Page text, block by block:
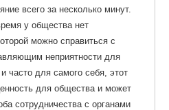
всего за несколько минут.
у общества нет
можно справиться с
неприятности для
часто для самого себя, этот
для общества и может
сотрудничества с органами